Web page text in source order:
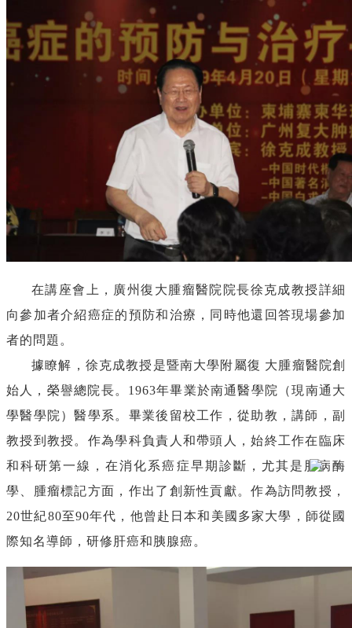
在講座會上，廣州復 大腫瘤醫院院長徐克成教授詳細
向參加者介紹癌症的預防和治療，同時他還回答現場參加
者的問題。
據瞭解，徐克成教授是暨南大學附屬復 大腫瘤醫院創
始人，榮譽總院長。 1963年畢業於南通醫學院（現南通大
學醫學院）醫學系。畢業後留校工作，從助教，講師，副
教授到教授。作為學科負責人和帶頭人，始終工作在臨床
和科研第一線，在消化系癌症早期診斷，尤其是肝病酶
學、腫瘤標記方面，作出了創新性貢獻。作為訪問教授，
20世紀80至90年代，他曾赴日本和美國多家大學，師從國
際知名導師，研修肝癌和胰腺癌。